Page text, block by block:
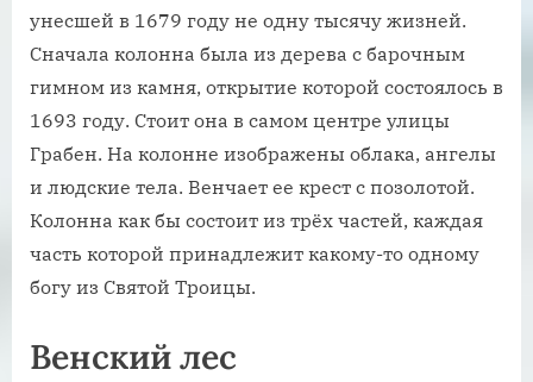
унесшей в 1679 году не одну тысячу жизней.
Сначала колонна была из дерева с барочным
гимном из камня, открытие которой состоялось в
1693 году. Стоит она в самом центре улицы
Грабен. На колонне изображены облака, ангелы
и людские тела. Венчает ее крест с позолотой.
Колонна как бы состоит из трёх частей, каждая
часть которой принадлежит какому-то одному
богу из Святой Троицы.
Венский лес